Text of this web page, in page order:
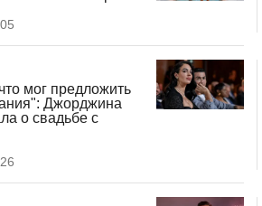
мог предложить
Джорджина
о свадьбе с